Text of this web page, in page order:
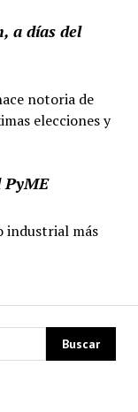
a días del
notoria de
elecciones y
PyME
industrial más